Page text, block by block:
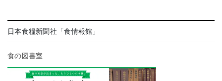
日本食糧新聞社「食情報館」
食の図書室